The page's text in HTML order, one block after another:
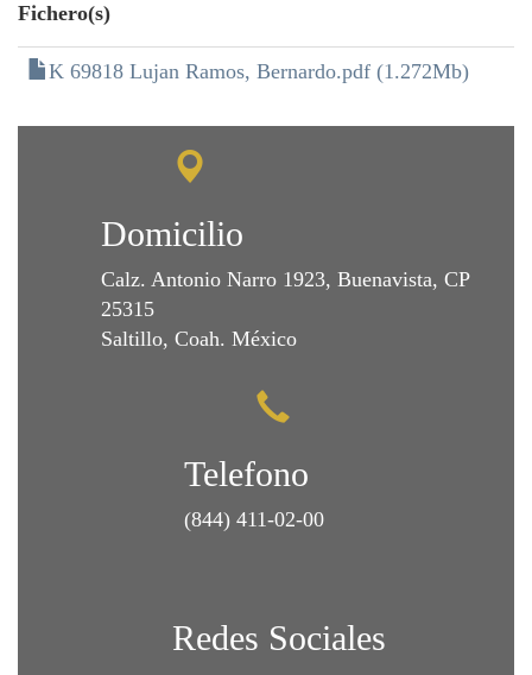
Fichero(s)
K 69818 Lujan Ramos, Bernardo.pdf (1.272Mb)
Domicilio
Calz. Antonio Narro 1923, Buenavista, CP
25315
Saltillo, Coah. México
Telefono
(844) 411-02-00
Redes Sociales